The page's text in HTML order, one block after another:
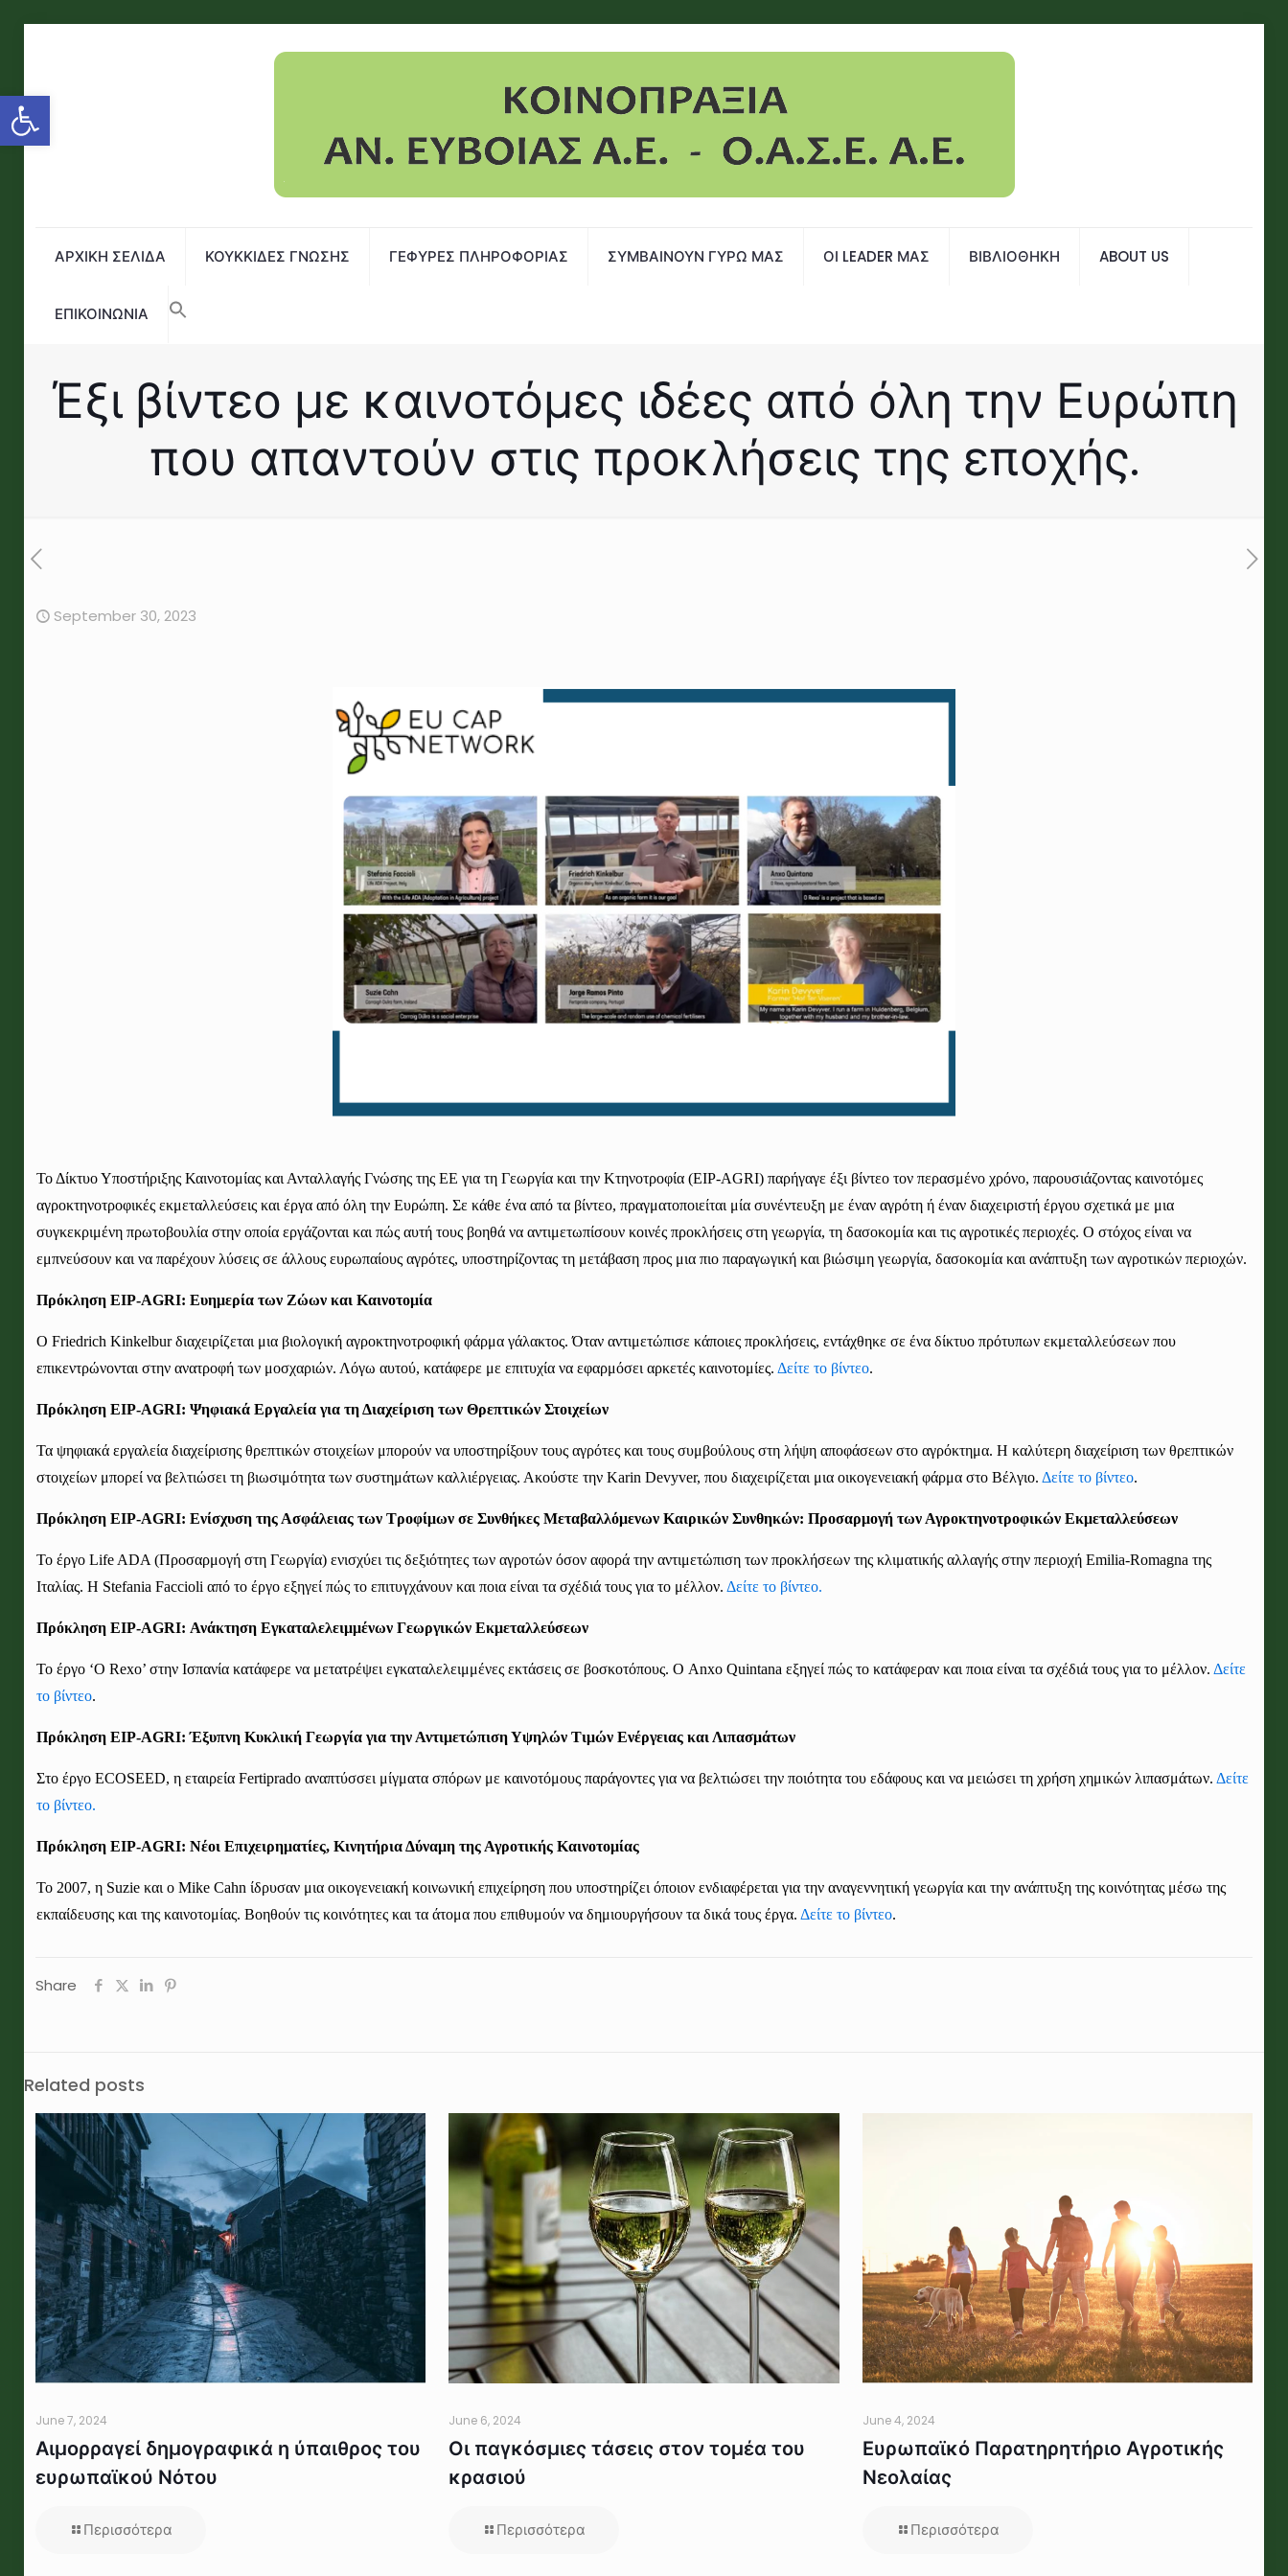
Open toolbar
ΑΡΧΙΚΗ ΣΕΛΙΔΑ ΚΟΥΚΚΙΔΕΣ ΓΝΩΣΗΣ ΓΕΦΥΡΕΣ ΠΛΗΡΟΦΟΡΙΑΣ ΣΥΜΒΑΙΝΟΥΝ ΓΥΡΩ ΜΑΣ ΟΙ LEADER ΜΑΣ ΒΙΒΛΙΟΘΗΚΗ ABOUT US
ΕΠΙΚΟΙΝΩΝΙΑ
Έξι βίντεο με καινοτόμες ιδέες από όλη την Ευρώπη
που απαντούν στις προκλήσεις της εποχής.
September 30, 2023
Το Δίκτυο Υποστήριξης Καινοτομίας και Ανταλλαγής Γνώσης της ΕΕ για τη Γεωργία και την Κτηνοτροφία (EIP-AGRI) παρήγαγε έξι βίντεο τον περασμένο χρόνο, παρουσιάζοντας καινοτόμες
αγροκτηνοτροφικές εκμεταλλεύσεις και έργα από όλη την Ευρώπη. Σε κάθε ένα από τα βίντεο, πραγματοποιείται μία συνέντευξη με έναν αγρότη ή έναν διαχειριστή έργου σχετικά με μια
συγκεκριμένη πρωτοβουλία στην οποία εργάζονται και πώς αυτή τους βοηθά να αντιμετωπίσουν κοινές προκλήσεις στη γεωργία, τη δασοκομία και τις αγροτικές περιοχές. Ο στόχος είναι να
εμπνεύσουν και να παρέχουν λύσεις σε άλλους ευρωπαίους αγρότες, υποστηρίζοντας τη μετάβαση προς μια πιο παραγωγική και βιώσιμη γεωργία, δασοκομία και ανάπτυξη των αγροτικών περιοχών.
Πρόκληση EIP-AGRI: Ευημερία των Ζώων και Καινοτομία
Ο Friedrich Kinkelbur διαχειρίζεται μια βιολογική αγροκτηνοτροφική φάρμα γάλακτος. Όταν αντιμετώπισε κάποιες προκλήσεις, εντάχθηκε σε ένα δίκτυο πρότυπων εκμεταλλεύσεων που
επικεντρώνονται στην ανατροφή των μοσχαριών. Λόγω αυτού, κατάφερε με επιτυχία να εφαρμόσει αρκετές καινοτομίες. Δείτε το βίντεο.
Πρόκληση EIP-AGRI: Ψηφιακά Εργαλεία για τη Διαχείριση των Θρεπτικών Στοιχείων
Τα ψηφιακά εργαλεία διαχείρισης θρεπτικών στοιχείων μπορούν να υποστηρίξουν τους αγρότες και τους συμβούλους στη λήψη αποφάσεων στο αγρόκτημα. Η καλύτερη διαχείριση των θρεπτικών
στοιχείων μπορεί να βελτιώσει τη βιωσιμότητα των συστημάτων καλλιέργειας. Ακούστε την Karin Devyver, που διαχειρίζεται μια οικογενειακή φάρμα στο Βέλγιο. Δείτε το βίντεο.
Πρόκληση EIP-AGRI: Ενίσχυση της Ασφάλειας των Τροφίμων σε Συνθήκες Μεταβαλλόμενων Καιρικών Συνθηκών: Προσαρμογή των Αγροκτηνοτροφικών Εκμεταλλεύσεων
Το έργο Life ADA (Προσαρμογή στη Γεωργία) ενισχύει τις δεξιότητες των αγροτών όσον αφορά την αντιμετώπιση των προκλήσεων της κλιματικής αλλαγής στην περιοχή Emilia-Romagna της
Ιταλίας. Η Stefania Faccioli από το έργο εξηγεί πώς το επιτυγχάνουνκαι ποια είναι τα σχέδιά τους για το μέλλον. Δείτε το βίντεο.
Πρόκληση EIP-AGRI: Ανάκτηση Εγκαταλελειμμένων Γεωργικών Εκμεταλλεύσεων
Το έργο ‘O Rexo’ στην Ισπανία κατάφερε να μετατρέψει εγκαταλελειμμένες εκτάσειςσε βοσκοτόπους. Ο Anxo Quintana εξηγεί πώς το κατάφεραν και ποια είναι τα σχέδιά τους για το μέλλον. Δείτε
το βίντεο.
Πρόκληση EIP-AGRI: Έξυπνη Κυκλική Γεωργία για την Αντιμετώπιση Υψηλών Τιμών Ενέργειας και Λιπασμάτων
Στο έργο ECOSEED, η εταιρεία Fertiprado αναπτύσσει μίγματα σπόρων με καινοτόμουςπαράγοντες για να βελτιώσει την ποιότητα του εδάφους και να μειώσει τη χρήση χημικών λιπασμάτων. Δείτε
το βίντεο.
Πρόκληση EIP-AGRI: Νέοι Επιχειρηματίες, Κινητήρια Δύναμη της Αγροτικής Καινοτομίας
Το 2007, η Suzie και ο Mike Cahn ίδρυσαν μια οικογενειακή κοινωνική επιχείρηση που υποστηρίζει όποιον ενδιαφέρεται για τηναναγεννητική γεωργίακαι την ανάπτυξη της κοινότητας μέσω της
εκπαίδευσηςκαι της καινοτομίας. Βοηθούν τις κοινότητες και τα άτομα που επιθυμούν να δημιουργήσουν τα δικά τους έργα. Δείτε το βίντεο.
Share
Related posts
June 7, 2024
Αιμορραγεί δημογραφικά η ύπαιθρος του
ευρωπαϊκού Νότου
Περισσότερα
June 6, 2024
Οι παγκόσμιες τάσεις στον τομέα του
κρασιού
Περισσότερα
June 4, 2024
Ευρωπαϊκό Παρατηρητήριο Αγροτικής
Νεολαίας
Περισσότερα